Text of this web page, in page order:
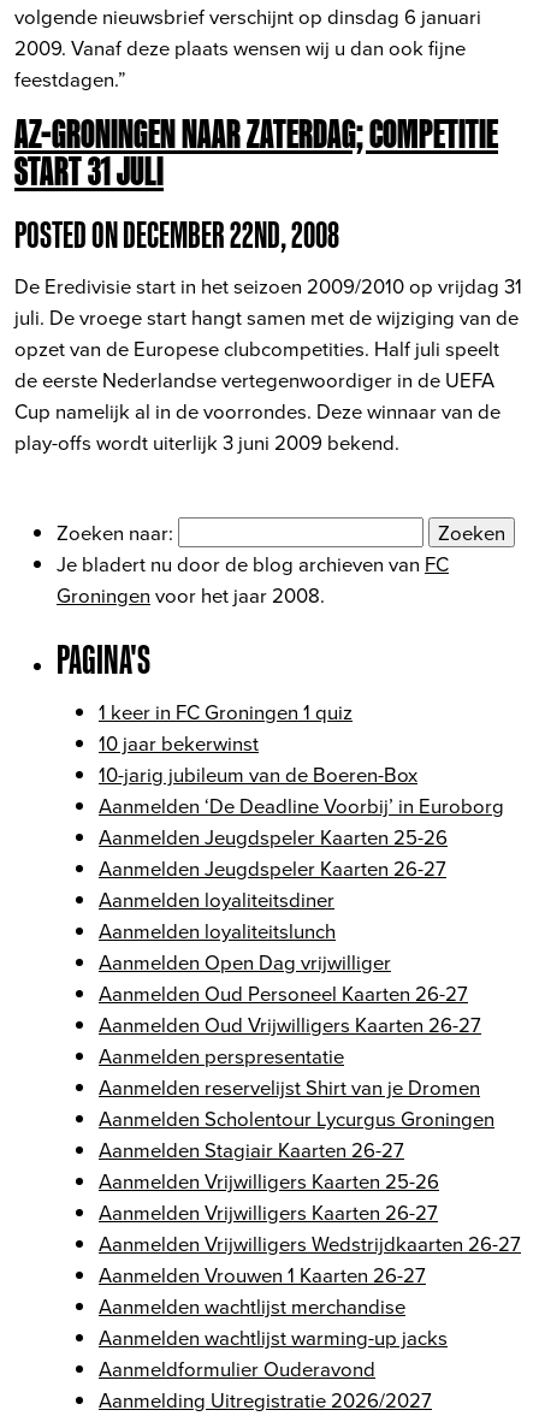
volgende nieuwsbrief verschijnt op dinsdag 6 januari
2009. Vanaf deze plaats wensen wij u dan ook fijne
feestdagen.”
AZ-GRONINGEN NAAR ZATERDAG; COMPETITIE
START 31 JULI
POSTED ON DECEMBER 22ND, 2008
De Eredivisie start in het seizoen 2009/2010 op vrijdag 31
juli. De vroege start hangt samen met de wijziging van de
opzet van de Europese clubcompetities. Half juli speelt
de eerste Nederlandse vertegenwoordiger in de UEFA
Cup namelijk al in de voorrondes. Deze winnaar van de
play-offs wordt uiterlijk 3 juni 2009 bekend.
Zoeken naar:
Je bladert nu door de blog archieven van FC
Groningen voor het jaar 2008.
PAGINA'S
1 keer in FC Groningen 1 quiz
10 jaar bekerwinst
10-jarig jubileum van de Boeren-Box
Aanmelden ‘De Deadline Voorbij’ in Euroborg
Aanmelden Jeugdspeler Kaarten 25-26
Aanmelden Jeugdspeler Kaarten 26-27
Aanmelden loyaliteitsdiner
Aanmelden loyaliteitslunch
Aanmelden Open Dag vrijwilliger
Aanmelden Oud Personeel Kaarten 26-27
Aanmelden Oud Vrijwilligers Kaarten 26-27
Aanmelden perspresentatie
Aanmelden reservelijst Shirt van je Dromen
Aanmelden Scholentour Lycurgus Groningen
Aanmelden Stagiair Kaarten 26-27
Aanmelden Vrijwilligers Kaarten 25-26
Aanmelden Vrijwilligers Kaarten 26-27
Aanmelden Vrijwilligers Wedstrijdkaarten 26-27
Aanmelden Vrouwen 1 Kaarten 26-27
Aanmelden wachtlijst merchandise
Aanmelden wachtlijst warming-up jacks
Aanmeldformulier Ouderavond
Aanmelding Uitregistratie 2026/2027